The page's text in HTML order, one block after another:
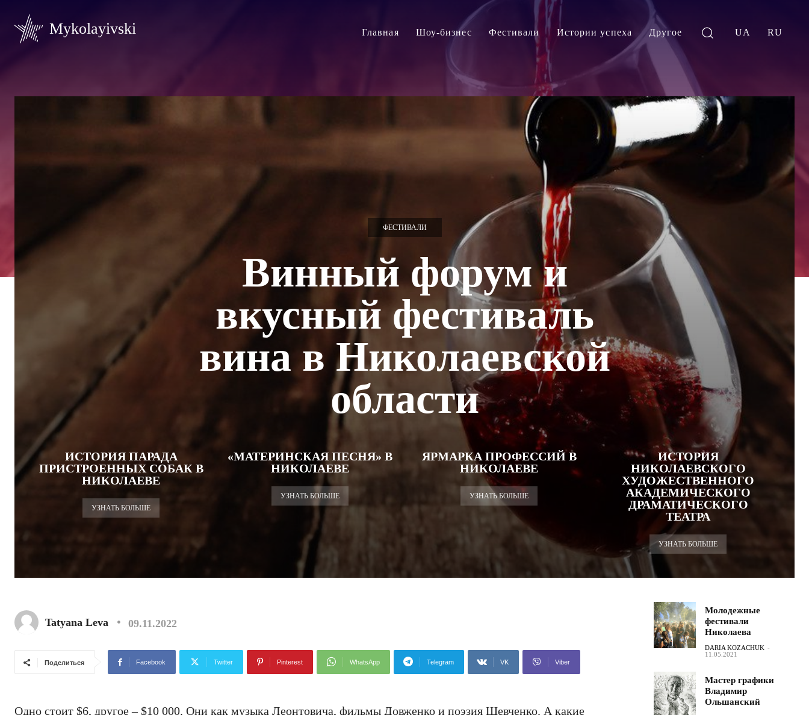
Mykolayivski Главная Шоу-бизнес Фестивали Истории успеха Другое UA RU
ФЕСТИВАЛИ
Винный форум и
вкусный фестиваль
вина в Николаевской
области
ИСТОРИЯ ПАРАДА
ПРИСТРОЕННЫХ СОБАК В
НИКОЛАЕВЕ
УЗНАТЬ БОЛЬШЕ
«МАТЕРИНСКАЯ ПЕСНЯ» В
НИКОЛАЕВЕ
УЗНАТЬ БОЛЬШЕ
ЯРМАРКА ПРОФЕССИЙ В
НИКОЛАЕВЕ
УЗНАТЬ БОЛЬШЕ
ИСТОРИЯ
НИКОЛАЕВСКОГО
ХУДОЖЕСТВЕННОГО
АКАДЕМИЧЕСКОГО
ДРАМАТИЧЕСКОГО
ТЕАТРА
УЗНАТЬ БОЛЬШЕ
Tatyana Leva 09.11.2022
Поделиться Facebook Twitter Pinterest WhatsApp Telegram VK Viber
Одно стоит $6, другое – $10 000. Они как музыка Леонтовича, фильмы Довженко и поэзия Шевченко. А какие
Молодежные
фестивали
Николаева
DARIA KOZACHUK -
11.05.2021
Мастер графики
Владимир
Ольшанский